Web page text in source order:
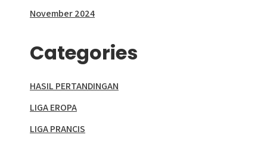
November 2024
Categories
HASIL PERTANDINGAN
LIGA EROPA
LIGA PRANCIS